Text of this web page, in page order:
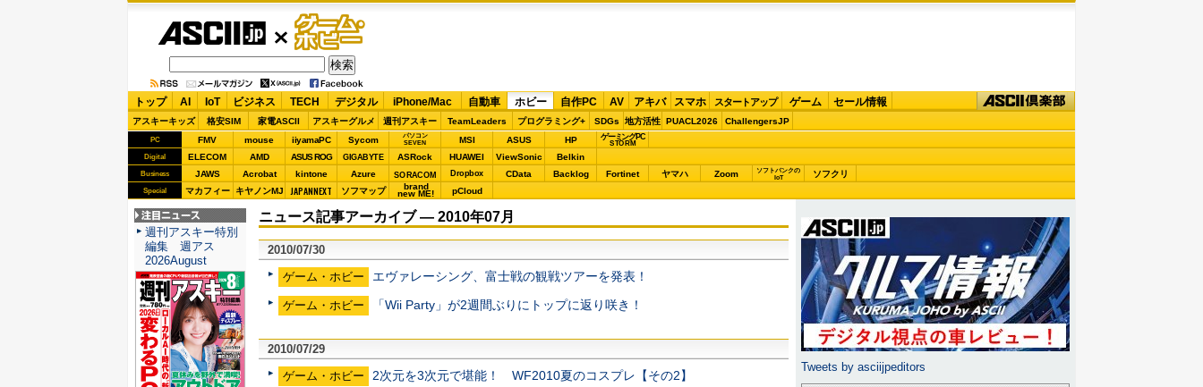
ゲーム・
ホビー
トップ AI IoT ビジネス TECH デジタル iPhone/Mac 自動車 ホビー 自作PC AV アキバ スマホ スタートアップ ゲーム セール情報
アスキーキッズ 格安SIM 家電ASCII アスキーグルメ 週刊アスキー TeamLeaders プログラミング+ SDGs 地方活性 PUACL2026 ChallengersJP
PC FMV mouse iiyamaPC Sycom
パソコン
SEVEN
MSI ASUS HP ゲーミングPC
STORM
Digital ELECOM AMD ASUS ROG GIGABYTE ASRock HUAWEI ViewSonic Belkin
Business JAWS Acrobat kintone Azure SORACOM Dropbox CData Backlog Fortinet ヤマハ Zoom
ソフトバンクの
IoT
ソフクリ
Special マカフィー キヤノンMJ JAPANNEXT ソフマップ brand
new ME! pCloud
ニュース記事アーカイブ ― 2010年07月
2010/07/30
ゲーム・ホビー
エヴァレーシング、富士戦の観戦ツアーを発表！
ゲーム・ホビー 「Wii Party」が2週間ぶりにトップに返り咲き！
2010/07/29
ゲーム・ホビー
2次元を3次元で堪能！ WF2010夏のコスプレ【その2】
注目ニュース
週刊アスキー特別
編集 週アス
2026August
Tweets by asciijpeditors